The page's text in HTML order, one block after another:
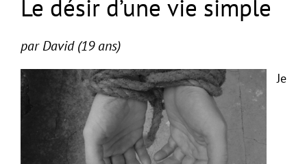
Le désir d’une vie simple
par David (19 ans)
Je